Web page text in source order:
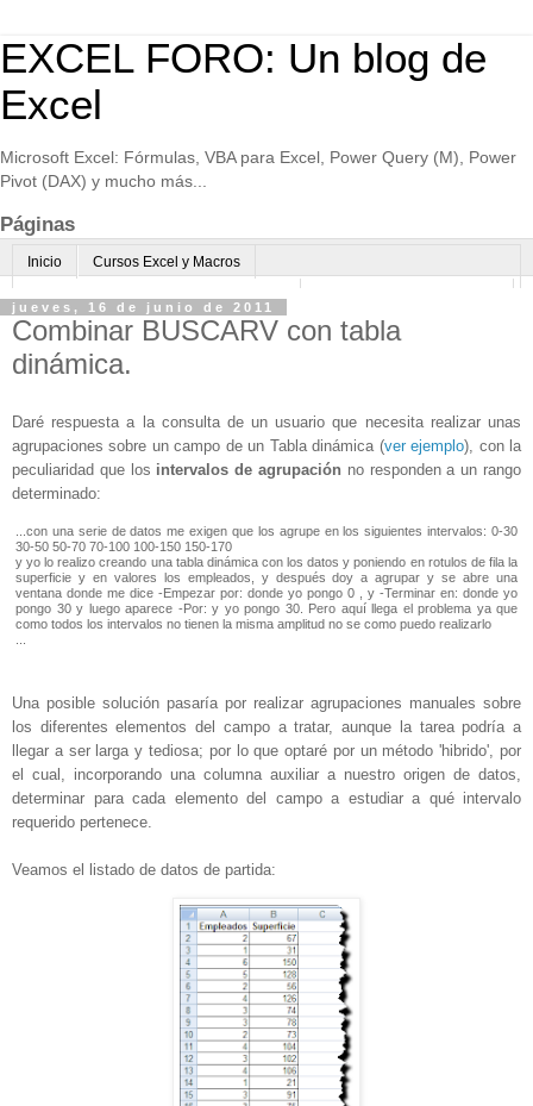
EXCEL FORO: Un blog de
Excel
Microsoft Excel: Fórmulas, VBA para Excel, Power Query (M), Power
Pivot (DAX) y mucho más...
Páginas
Inicio Cursos Excel y Macros
Excel Avanzado online-Microsoft Teams
Normas de uso Algo sobre mi
jueves, 16 de junio de 2011
Combinar BUSCARV con tabla
dinámica.
Daré respuesta a la consulta de un usuario que necesita realizar unas
agrupaciones sobre un campo de un Tabla dinámica (ver ejemplo), con la
peculiaridad que los intervalos de agrupación no responden a un rango
determinado:
...con una serie de datos me exigen que los agrupe en los siguientes intervalos: 0-30
30-50 50-70 70-100 100-150 150-170
y yo lo realizo creando una tabla dinámica con los datos y poniendo en rotulos de fila la
superficie y en valores los empleados, y después doy a agrupar y se abre una
ventana donde me dice -Empezar por: donde yo pongo 0 , y -Terminar en: donde yo
pongo 30 y luego aparece -Por: y yo pongo 30. Pero aquí llega el problema ya que
como todos los intervalos no tienen la misma amplitud no se como puedo realizarlo
Una posible solución pasaría por realizar agrupaciones manuales sobre
los diferentes elementos del campo a tratar, aunque la tarea podría a
llegar a ser larga y tediosa; por lo que optaré por un método 'hibrido', por
el cual, incorporando una columna auxiliar a nuestro origen de datos,
determinar para cada elemento del campo a estudiar a qué intervalo
requerido pertenece.
Veamos el listado de datos de partida: